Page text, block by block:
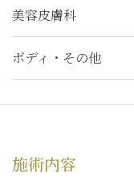
美容皮膚科
ボディ・その他
施術内容